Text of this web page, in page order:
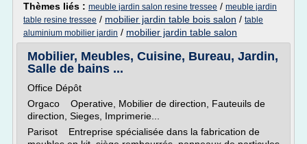
Thèmes liés : meuble jardin salon resine tressee / meuble jardin
table resine tressee / mobilier jardin table bois salon / table
aluminium mobilier jardin / mobilier jardin table salon
Mobilier, Meubles, Cuisine, Bureau, Jardin,
Salle de bains ...
Office Dépôt
Orgaco Operative, Mobilier de direction, Fauteuils de
direction, Sieges, Imprimerie...
Parisot Entreprise spécialisée dans la fabrication de